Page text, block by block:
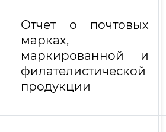
Отчет о почтовых
марках,
маркированной и
филателистической
продукции